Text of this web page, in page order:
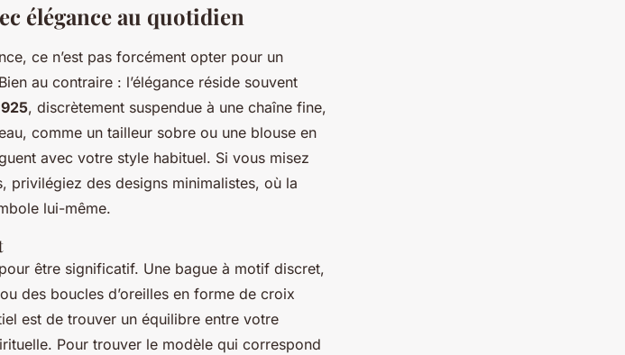
élégance au quotidien
ce n’est pas forcément opter pour un
au contraire : l’élégance réside souvent
, discrètement suspendue à une chaîne fine,
comme un tailleur sobre ou une blouse en
avec votre style habituel. Si vous misez
privilégiez des designs minimalistes, où la
lui-même.
être significatif. Une bague à motif discret,
des boucles d’oreilles en forme de croix
est de trouver un équilibre entre votre
Pour trouver le modèle qui correspond